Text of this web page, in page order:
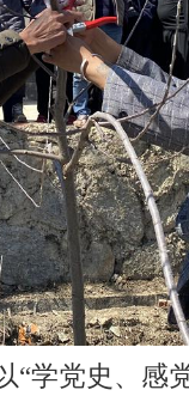
学党史、感